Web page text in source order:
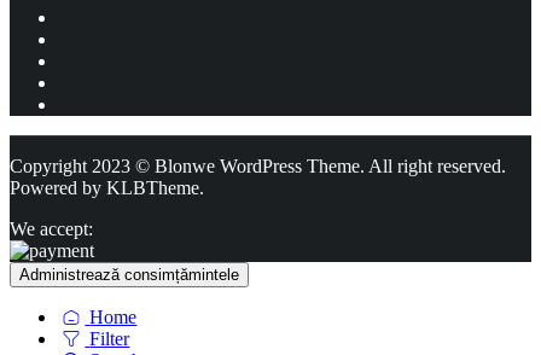
Copyright 2023 © Blonwe WordPress Theme. All right reserved.
Powered by KLBTheme.
We accept:
Administrează consimțămintele
Home
Filter